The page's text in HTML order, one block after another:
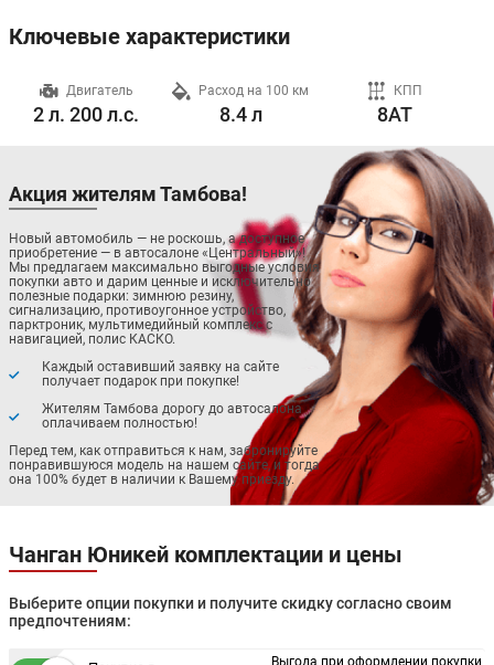
Ключевые характеристики
Двигатель
2 л. 200 л.с.
Расход на 100 км
8.4 л
КПП
8AT
Акция жителям Тамбова!
Новый автомобиль — не роскошь, а доступное
приобретение — в автосалоне «Центральный»!
Мы предлагаем максимально выгодные условия
покупки авто и дарим ценные и исключительно
полезные подарки: зимнюю резину,
сигнализацию, противоугонное устройство,
парктроник, мультимедийный комплекс с
навигацией, полис КАСКО.
Каждый оставивший заявку на сайте
получает подарок при покупке!
Жителям Тамбова дорогу до автосалона
оплачиваем полностью!
Перед тем, как отправиться к нам, забронируйте
понравившуюся модель на нашем сайте, и тогда
она 100% будет в наличии к Вашему приезду.
Чанган Юникей комплектации и цены
Выберите опции покупки и получите скидку согласно своим
предпочтениям:
Выгода при оформлении покупки